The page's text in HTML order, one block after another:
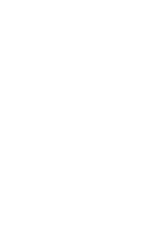
de musique
questions sont ici